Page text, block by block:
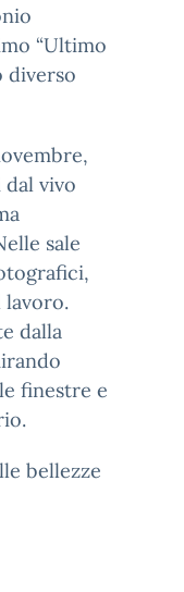
“Ultimo
diverso
vivo
sale
lavoro.
dalla
finestre e
bellezze